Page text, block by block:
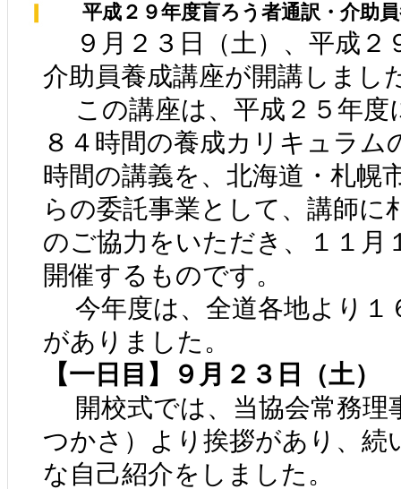
平成２９年度盲ろう者通訳・介助員
９月２３日（土）、平成２
介助員養成講座が開講しまし
この講座は、平成２５年度
８４時間の養成カリキュラム
時間の講義を、北海道・札幌
らの委託事業として、講師に
のご協力をいただき、１１月
開催するものです。
今年度は、全道各地より１
がありました。
【一日目】９月２３日（土）
開校式では、当協会常
つかさ）より挨拶があり、続
な自己紹介をしました。